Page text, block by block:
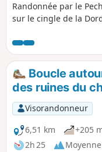
Randonnée par le
sur le cingle de la
Boucle
des ruines du
Visorandonneur
6,51 km
+205
2h 25
Moyenne